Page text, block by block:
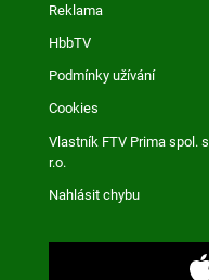
Reklama
HbbTV
Podmínky užívání
Cookies
Vlastník FTV Prima spol. s
r.o.
Nahlásit chybu